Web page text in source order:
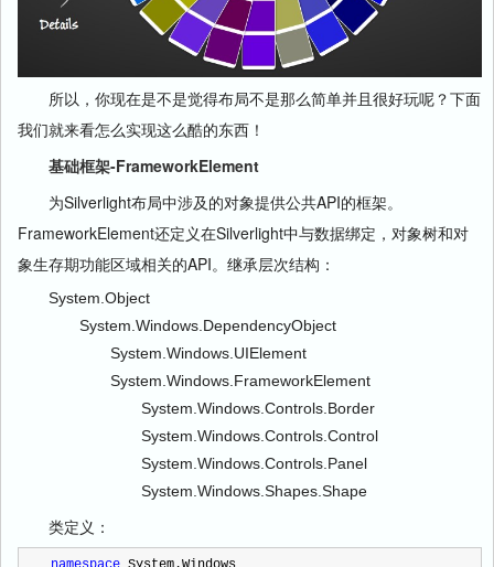
所以，你现在是不是觉得布局不是那么简单并且很好玩呢？下面
我们就来看怎么实现这么酷的东西！
基础框架-FrameworkElement
为Silverlight布局中涉及的对象提供公共API的框架。
FrameworkElement还定义在Silverlight中与数据绑定，对象树和对
象生存期功能区域相关的API。 继承层次结构：
System.Object
System.Windows.DependencyObject
System.Windows.UIElement
System.Windows.FrameworkElement
System.Windows.Controls.Border
System.Windows.Controls.Control
System.Windows.Controls.Panel
System.Windows.Shapes.Shape
类定义：